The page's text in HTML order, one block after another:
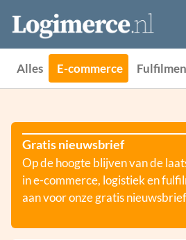
Vacatures
Events
Adverteren
Partners
Alles E-commerce
Gratis nieuwsbrief
Op de hoogte blijven van de
in e-commerce, logistiek en
aan voor onze gratis